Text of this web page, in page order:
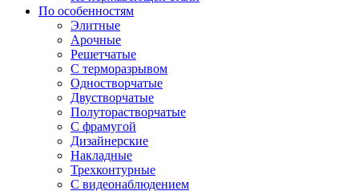
По особенностям
Элитные
Арочные
Решетчатые
С терморазрывом
Одностворчатые
Двустворчатые
Полуторастворчатые
С фрамугой
Дизайнерские
Накладные
Трехконтурные
С видеонаблюдением